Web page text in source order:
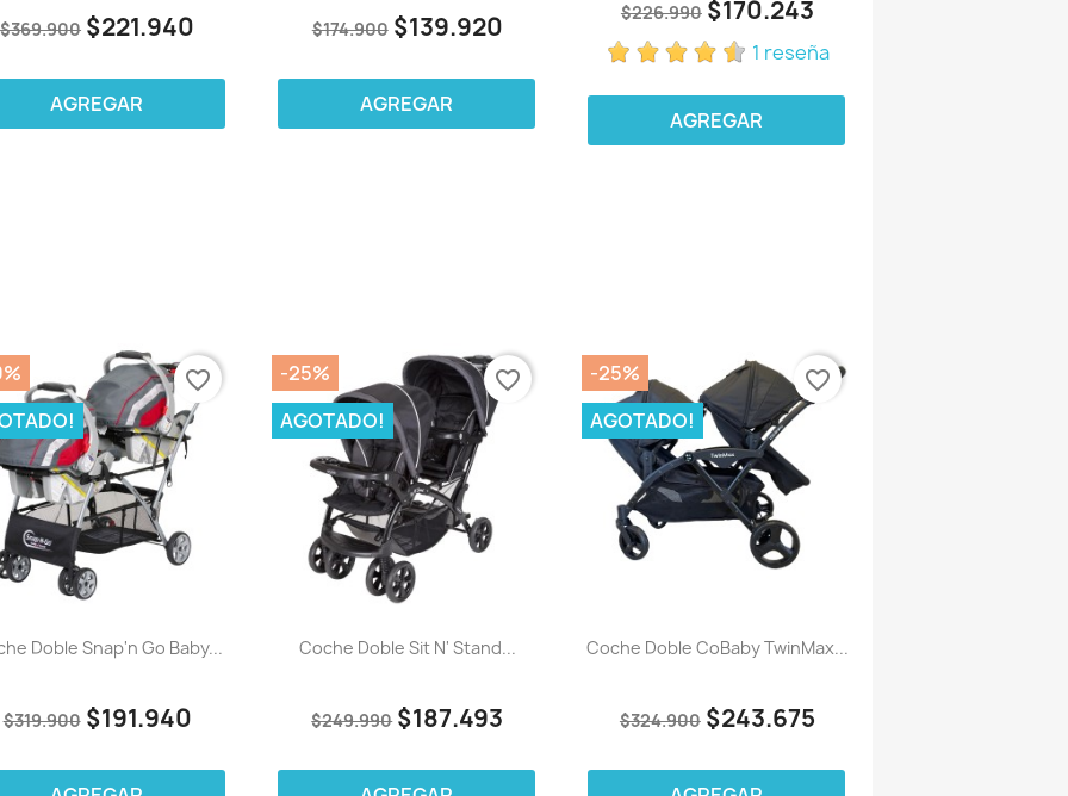
$369.900 $221.940
AGREGAR
$174.900 $139.920
AGREGAR
$226.990 $170.243
1 reseña
AGREGAR
Doble Snap'n Go Baby...
$319.900 $191.940
favorite_border
Coche Doble Sit N' Stand...
$249.990 $187.493
-25%
AGOTADO!
favorite_border
Coche Doble CoBaby TwinMax...
$324.900 $243.675
-25%
AGOTADO!
favorite_border